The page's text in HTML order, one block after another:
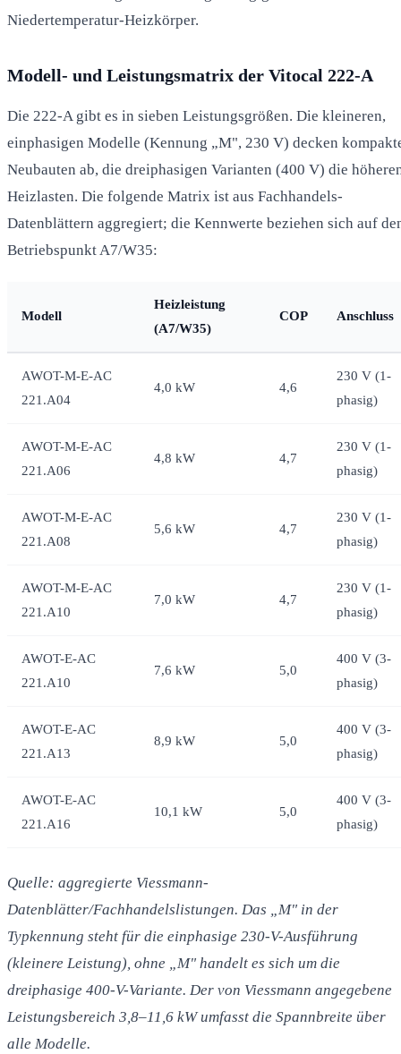
Niedertemperatur-Heizkörper.
Modell- und Leistungsmatrix der Vitocal 222-A
Die 222-A gibt es in sieben Leistungsgrößen. Die kleineren,
einphasigen Modelle (Kennung „M", 230 V) decken
Neubauten ab, die dreiphasigen Varianten (400 V) die
Heizlasten. Die folgende Matrix ist aus Fachhandels-
Datenblättern aggregiert; die Kennwerte beziehen sich auf
Betriebspunkt A7/W35:
Modell
Heizleistung
(A7/W35)
COP Anschluss
AWOT-M-E-AC
221.A04
4,0 kW 4,6
230 V (1-
phasig)
AWOT-M-E-AC
221.A06
4,8 kW 4,7
230 V (1-
phasig)
AWOT-M-E-AC
221.A08
5,6 kW 4,7
230 V (1-
phasig)
AWOT-M-E-AC
221.A10
7,0 kW 4,7
230 V (1-
phasig)
AWOT-E-AC
221.A10
7,6 kW 5,0
400 V (3-
phasig)
AWOT-E-AC
221.A13
8,9 kW 5,0
400 V (3-
phasig)
AWOT-E-AC
221.A16
10,1 kW 5,0
400 V (3-
phasig)
Quelle: aggregierte Viessmann-
Datenblätter/Fachhandelslistungen. Das „M" in der
Typkennung steht für die einphasige 230-V-Ausführung
(kleinere Leistung), ohne „M" handelt es sich um die
dreiphasige 400-V-Variante. Der von Viessmann angegebene
Leistungsbereich 3,8–11,6 kW umfasst die Spannbreite über
alle Modelle.